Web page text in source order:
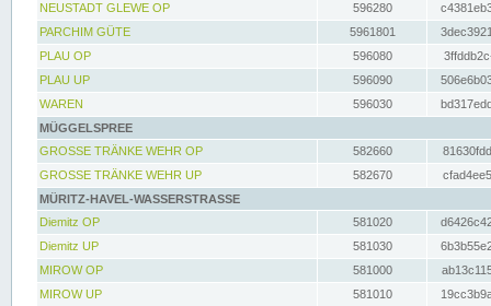
NEUSTADT GLEWE OP
596280
PARCHIM GÜTE
5961801
PLAU OP
596080
PLAU UP
596090
WAREN
596030
MÜGGELSPREE
GROSSE TRÄNKE WEHR OP
582660
GROSSE TRÄNKE WEHR UP
582670
MÜRITZ-HAVEL-WASSERSTRASSE
Diemitz OP
581020
Diemitz UP
581030
MIROW OP
581000
MIROW UP
581010